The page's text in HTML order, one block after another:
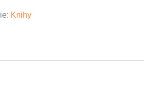
Knihy